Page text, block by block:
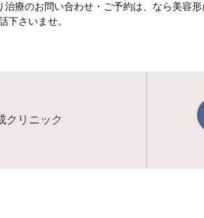
治療のお問い合わせ・ご予約は、なら美容
下さいませ。
クリニック